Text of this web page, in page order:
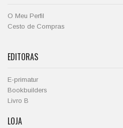
O Meu Perfil
Cesto de Compras
EDITORAS
E-primatur
Bookbuilders
Livro B
LOJA